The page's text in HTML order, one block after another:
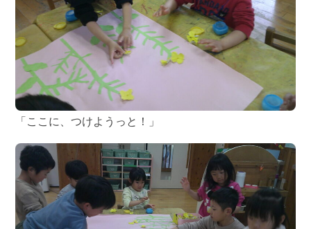
「ここに、つけようっと！」